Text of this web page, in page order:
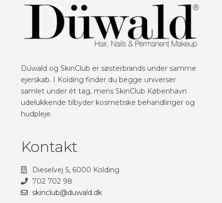
Düwald og SkinClub er søsterbrands under samme
ejerskab. I Kolding finder du begge universer
samlet under ét tag, mens SkinClub København
udelukkende tilbyder kosmetiske behandlinger og
hudpleje.
Kontakt
Dieselvej 5, 6000 Kolding
702 702 98
skinclub@duwald.dk